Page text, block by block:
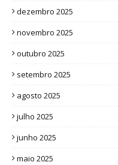
dezembro 2025
novembro 2025
outubro 2025
setembro 2025
agosto 2025
julho 2025
junho 2025
maio 2025